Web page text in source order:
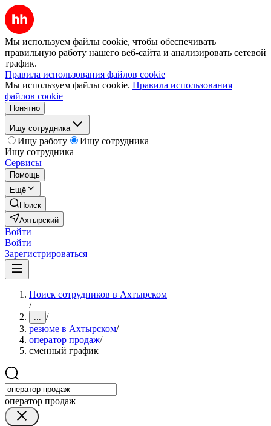
Мы используем файлы cookie, чтобы обеспечивать
правильную работу нашего веб-сайта и анализировать сетевой
трафик.
Правила использования файлов cookie
Мы используем файлы cookie. Правила использования
файлов cookie
Понятно
Ищу сотрудника
Ищу работу
Ищу сотрудника
Ищу сотрудника
Сервисы
Помощь
Ещё
Поиск
Ахтырский
Войти
Войти
Зарегистрироваться
Поиск сотрудников в Ахтырском
/
... /
резюме в Ахтырском/
оператор продаж/
сменный график
оператор продаж